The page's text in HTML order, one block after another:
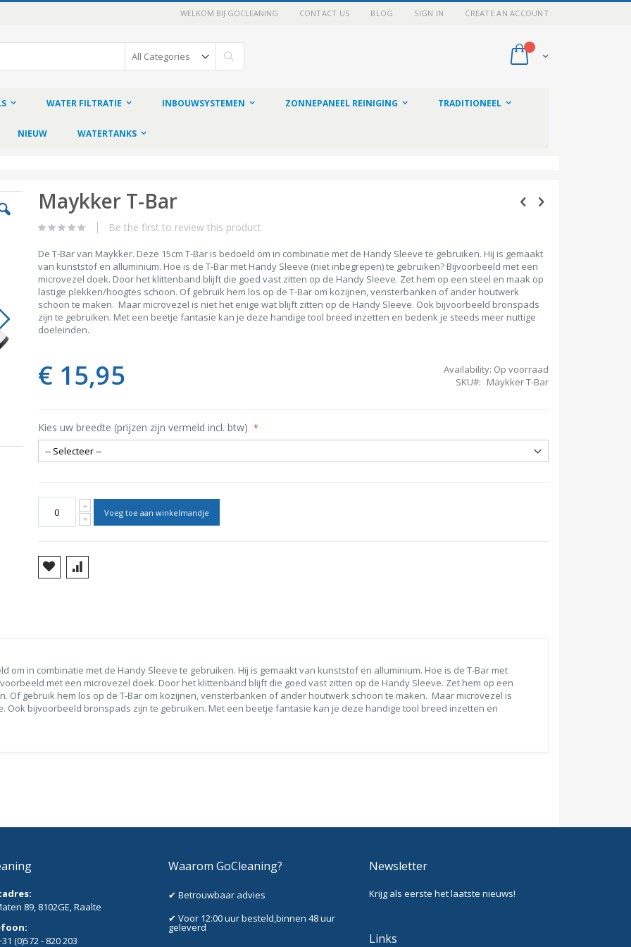
WELKOM BIJ GOCLEANING CONTACT US BLOG SIGN IN CREATE AN ACCOUNT
My Cart
WATER FILTRATIE INBOUWSYSTEMEN ZONNEPANEEL REINIGING TRADITIONEEL
NIEUW WATERTANKS
Maykker T-Bar
Maykker T-Bar
Be the first to review this product
De T-Bar van Maykker. Deze 15cm T-Bar is bedoeld om in combinatie met de Handy Sleeve te gebruiken. Hij is gemaakt
van kunststof en alluminium. Hoe is de T-Bar met Handy Sleeve (niet inbegrepen) te gebruiken? Bijvoorbeeld met een
microvezel doek. Door het klittenband blijft die goed vast zitten op de Handy Sleeve. Zet hem op een steel en maak op
lastige plekken/hoogtes schoon. Of gebruik hem los op de T-Bar om kozijnen, vensterbanken of ander houtwerk
schoon te maken. Maar microvezel is niet het enige wat blijft zitten op de Handy Sleeve. Ook bijvoorbeeld bronspads
zijn te gebruiken. Met een beetje fantasie kan je deze handige tool breed inzetten en bedenk je steeds meer nuttige
doeleinden.
€ 15,95 Availability: Op voorraad
SKU
Maykker T-Bar
Kies uw breedte (prijzen zijn vermeld incl. btw)
Voeg toe aan winkelmandje
om in combinatie met de Handy Sleeve te gebruiken. Hij is gemaakt van kunststof en alluminium. Hoe is de T-Bar met
met een microvezel doek. Door het klittenband blijft die goed vast zitten op de Handy Sleeve. Zet hem op een
Of gebruik hem los op de T-Bar om kozijnen, vensterbanken of ander houtwerk schoon te maken. Maar microvezel is
Ook bijvoorbeeld bronspads zijn te gebruiken. Met een beetje fantasie kan je deze handige tool breed inzetten en
89, 8102GE, Raalte
(0)572 - 820 203
Waarom GoCleaning?
✔ Betrouwbaar advies
✔ Voor 12:00 uur besteld,binnen 48 uur
geleverd
Newsletter
Krijg als eerste het laatste nieuws!
Links